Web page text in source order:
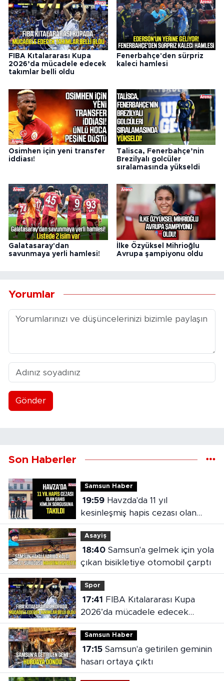
FIBA Kıtalararası Kupa
2026’da mücadele edecek
takımlar belli oldu
Fenerbahçe'den sürpriz
kaleci hamlesi
Osimhen için yeni transfer
iddiası!
Talisca, Fenerbahçe’nin
Brezilyalı golcüler
sıralamasında yükseldi
Galatasaray'dan
savunmaya yerli hamlesi!
İlke Özyüksel Mihrioğlu
Avrupa şampiyonu oldu
Yorumlar
Gönder
Son Haberler
Samsun Haber
19:59Havzda'da 11 yıl
kesinleşmiş hapis cezası olan
şahıs yakalandı
Asayiş
18:40Samsun'a gelmek için yola
çıkan bisikletiye otomobil çarptı
Spor
17:41
2026’da mücadele edecek
takımlar belli oldu
Samsun Haber
17:15Samsun'a getirilen geminin
hasarı ortaya çıktı